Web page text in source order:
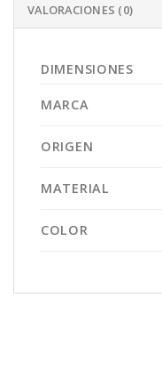
VALORACIONES (0)
DIMENSIONES
MARCA
ORIGEN
MATERIAL
COLOR